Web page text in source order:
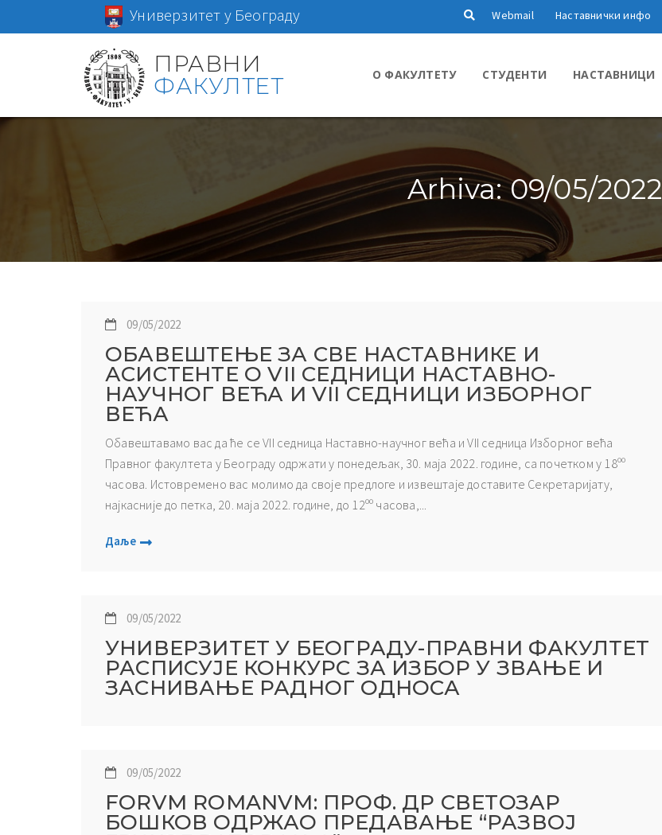
Универзитет у Београду Webmail Наставнички инфо
ПРАВНИ
ФАКУЛТЕТ
О ФАКУЛТЕТУ СТУДЕНТИ НАСТАВНИЦИ
Arhiva: 09/05/2022
09/05/2022
ОБАВЕШТЕЊЕ ЗА СВЕ НАСТАВНИКЕ И
АСИСТЕНТЕ О VII СЕДНИЦИ НАСТАВНО-
НАУЧНОГ ВЕЋА И VII СЕДНИЦИ ИЗБОРНОГ
ВЕЋА
Обавештавамо вас да ће се VII седница Наставно-научног већа и VII седница Изборног већа
Правног факултета у Београду одржати у понедељак, 30. маја 2022. године, са почетком у 18ºº
часова. Истовремено вас молимо да своје предлоге и извештаје доставите Секретаријату,
најкасније до петка, 20. маја 2022. године, до 12ºº часова,...
Даље
09/05/2022
УНИВЕРЗИТЕТ У БЕОГРАДУ-ПРАВНИ ФАКУЛТЕТ
РАСПИСУЈЕ КОНКУРС ЗА ИЗБОР У ЗВАЊЕ И
ЗАСНИВАЊЕ РАДНОГ ОДНОСА
09/05/2022
FORVM ROMANVM: ПРОФ. ДР СВЕТОЗАР
БОШКОВ ОДРЖАО ПРЕДАВАЊЕ “РАЗВОЈ